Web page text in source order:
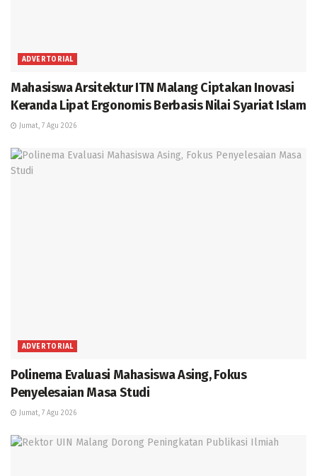
ADVERTORIAL
Mahasiswa Arsitektur ITN Malang Ciptakan Inovasi
Keranda Lipat Ergonomis Berbasis Nilai Syariat Islam
Jumat, 7 Agu 2026
ADVERTORIAL
Polinema Evaluasi Mahasiswa Asing, Fokus
Penyelesaian Masa Studi
Jumat, 7 Agu 2026